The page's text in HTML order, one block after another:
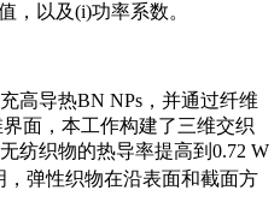
，以及(i)功率系数。
高导热BN NPs，并通过纤维
面，本工作构建了三维交织
纺织物的热导率提高到0.72 W
，弹性织物在沿表面和截面方